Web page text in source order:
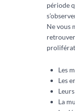
période
Ne vous
Les
Les
La